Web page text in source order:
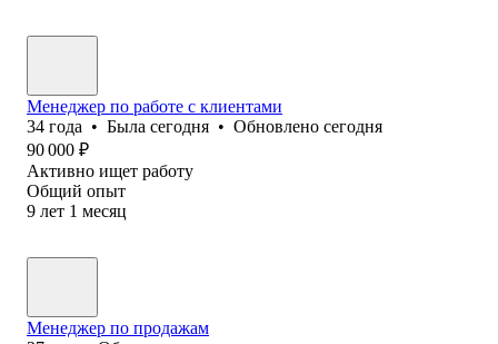
Менеджер по работе с клиентами
34 года • Была сегодня • Обновлено сегодня
90 000 ₽
Активно ищет работу
Общий опыт
9 лет 1 месяц
Менеджер по продажам